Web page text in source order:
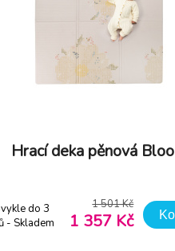
Hrací deka pěnová
do 3
- Skladem
1 501 Kč
1 357 Kč